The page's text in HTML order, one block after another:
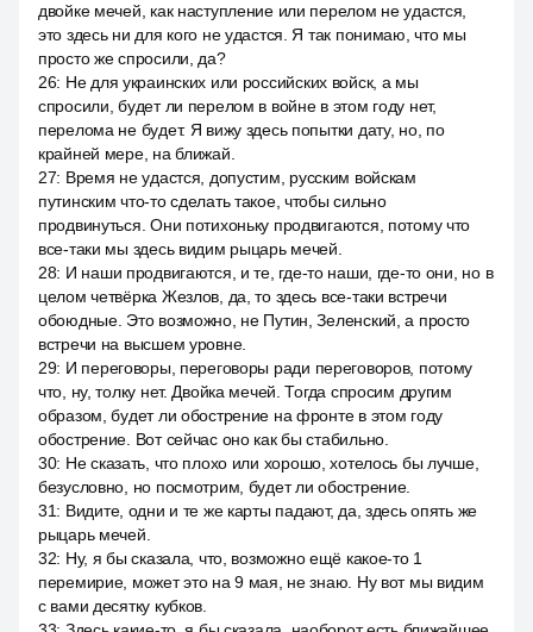
двойке мечей, как наступление или перелом не удастся,
это здесь ни для кого не удастся. Я так понимаю, что мы
просто же спросили, да?
26: Не для украинских или российских войск, а мы
спросили, будет ли перелом в войне в этом году нет,
перелома не будет. Я вижу здесь попытки дату, но, по
крайней мере, на ближай.
27: Время не удастся, допустим, русским войскам
путинским что-то сделать такое, чтобы сильно
продвинуться. Они потихоньку продвигаются, потому что
все-таки мы здесь видим рыцарь мечей.
28: И наши продвигаются, и те, где-то наши, где-то они, но в
целом четвёрка Жезлов, да, то здесь все-таки встречи
обоюдные. Это возможно, не Путин, Зеленский, а просто
встречи на высшем уровне.
29: И переговоры, переговоры ради переговоров, потому
что, ну, толку нет. Двойка мечей. Тогда спросим другим
образом, будет ли обострение на фронте в этом году
обострение. Вот сейчас оно как бы стабильно.
30: Не сказать, что плохо или хорошо, хотелось бы лучше,
безусловно, но посмотрим, будет ли обострение.
31: Видите, одни и те же карты падают, да, здесь опять же
рыцарь мечей.
32: Ну, я бы сказала, что, возможно ещё какое-то 1
перемирие, может это на 9 мая, не знаю. Ну вот мы видим
с вами десятку кубков.